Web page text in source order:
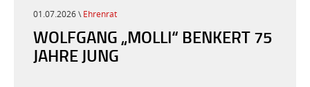
01.07.2026 \ Ehrenrat
WOLFGANG „MOLLI“ BENKERT 75
JAHRE JUNG